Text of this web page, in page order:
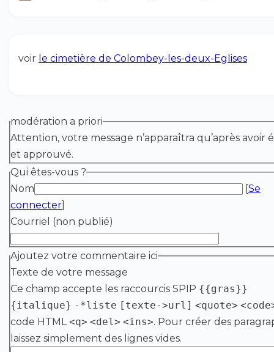
voir le cimetière de Colombey-les-deux-Eglises
modération a priori
Attention, votre message n’apparaîtra qu’après avoir
et approuvé.
Qui êtes-vous ?
Nom
[Se
connecter]
Courriel (non publié)
Ajoutez votre commentaire ici
Texte de votre message
Ce champ accepte les raccourcis SPIP {{gras}}
{italique} -*liste [texte->url] <quote>
code HTML<q> <del> <ins>. Pour créer des
laissez simplement des lignes vides.